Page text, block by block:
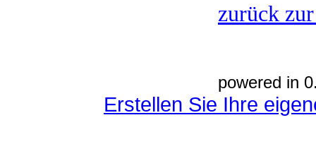
zurück
powered in
Erstellen Sie Ihre